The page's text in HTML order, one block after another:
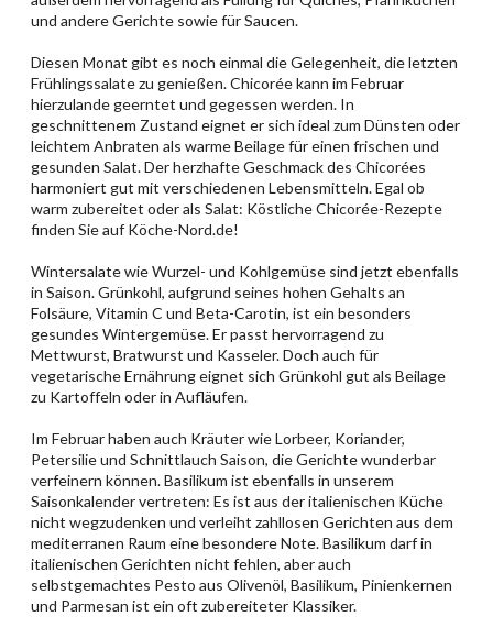
und andere Gerichte sowie für Saucen.
Diesen Monat gibt es noch einmal die Gelegenheit, die letzten
Frühlingssalate zu genießen. Chicorée kann im Februar
hierzulande geerntet und gegessen werden. In
geschnittenem Zustand eignet er sich ideal zum Dünsten oder
leichtem Anbraten als warme Beilage für einen frischen und
gesunden Salat. Der herzhafte Geschmack des Chicorées
harmoniert gut mit verschiedenen Lebensmitteln. Egal ob
warm zubereitet oder als Salat: Köstliche Chicorée-Rezepte
finden Sie auf Köche-Nord.de!
Wintersalate wie Wurzel- und Kohlgemüse sind jetzt ebenfalls
in Saison. Grünkohl, aufgrund seines hohen Gehalts an
Folsäure, Vitamin C und Beta-Carotin, ist ein besonders
gesundes Wintergemüse. Er passt hervorragend zu
Mettwurst, Bratwurst und Kasseler. Doch auch für
vegetarische Ernährung eignet sich Grünkohl gut als Beilage
zu Kartoffeln oder in Aufläufen.
Im Februar haben auch Kräuter wie Lorbeer, Koriander,
Petersilie und Schnittlauch Saison, die Gerichte wunderbar
verfeinern können. Basilikum ist ebenfalls in unserem
Saisonkalender vertreten: Es ist aus der italienischen Küche
nicht wegzudenken und verleiht zahllosen Gerichten aus dem
mediterranen Raum eine besondere Note. Basilikum darf in
italienischen Gerichten nicht fehlen, aber auch
selbstgemachtes Pesto aus Olivenöl, Basilikum, Pinienkernen
und Parmesan ist ein oft zubereiteter Klassiker.